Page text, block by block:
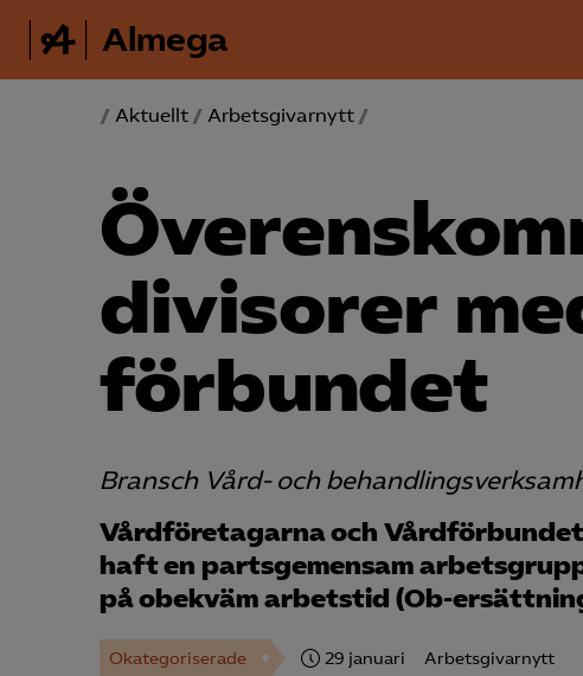
Almega
/ Aktuellt / Arbetsgivarnytt /
divisorer
förbundet
Bransch Vård- och
Vårdföretagarna och
haft en partsgemensam
på obekväm arbetstid (Ob-
Okategoriserade 29 januari Arbetsgivarnytt